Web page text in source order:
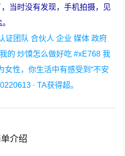
当时没有发现，手机拍摄，见
证团队 合伙人 企业 媒体 政府
的 炒馍怎么做好吃 #xE768 我
女性，你生活中有感受到“不安
· TA获得超。
介绍